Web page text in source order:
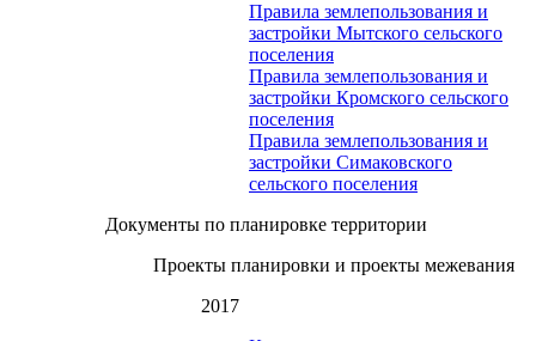
Правила землепользования и
застройки Мытского сельского
поселения
Правила землепользования и
застройки Кромского сельского
поселения
Правила землепользования и
застройки Симаковского
сельского поселения
Документы по планировке территории
Проекты планировки и проекты межевания
2017